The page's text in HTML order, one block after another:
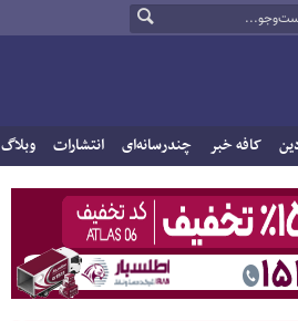
کافه خبر چندرسانه‌ای انتشارات وبلاگ